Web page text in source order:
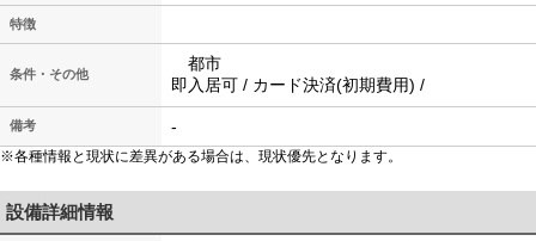
特徴
条件・その他
都市
即入居可 / カード決済(初期費用) /
備考 -
※各種情報と現状に差異がある場合は、現状優先となります。
設備詳細情報